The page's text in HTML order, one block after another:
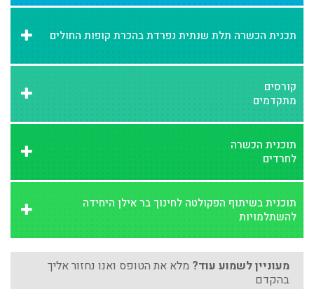
תכנית הכשרה תלת שנתית נפרדת בהכרת קופות החולים
קורסים
מתקדמים
תוכנית הכשרה
לחרדים
תוכנית בשיתוף הפקולטה לחינוך בר אילן היחידה
להשתלמויות
מעוניין לשמוע עוד? מלא את הטופס ואנו נחזור אליך
בהקדם